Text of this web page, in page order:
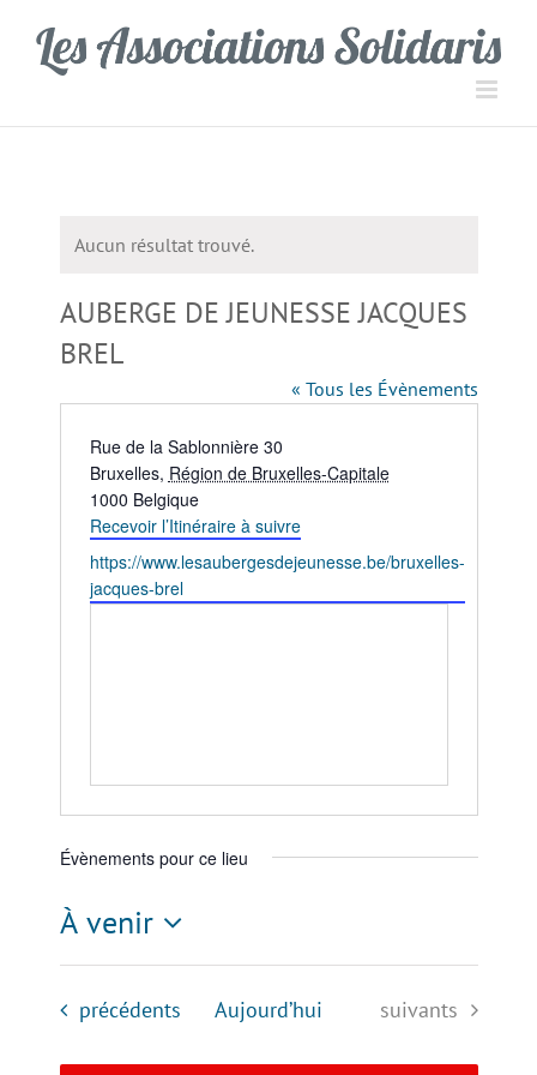
contenu
Notice
Aucun résultat trouvé.
AUBERGE DE JEUNESSE JACQUES
BREL
« Tous les Évènements
Adresse
Rue de la Sablonnière 30
Bruxelles, Région de Bruxelles-Capitale
1000 Belgique
Recevoir l’Itinéraire à suivre
Site
web
https://www.lesaubergesdejeunesse.be/bruxelles-
jacques-brel
Évènements pour ce lieu
À venir
Sélectionnez
date.
Évènements
précédents Aujourd’hui Évènements
suivants